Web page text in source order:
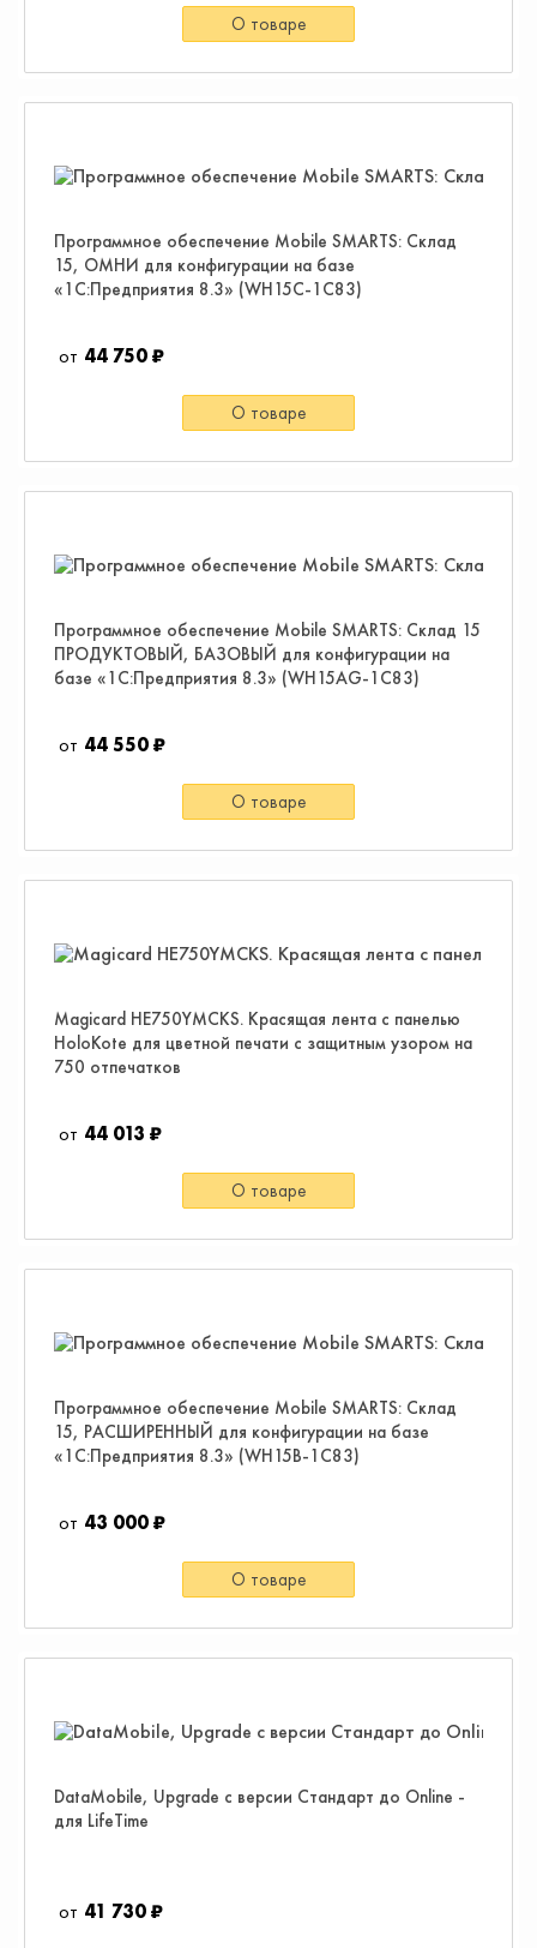
О товаре
Программное обеспечение Mobile SMARTS: Склад
15, ОМНИ для конфигурации на базе
«1С:Предприятия 8.3» (WH15C-1C83)
44 750 ₽
О товаре
Программное обеспечение Mobile SMARTS: Склад 15
ПРОДУКТОВЫЙ, БАЗОВЫЙ для конфигурации на
базе «1С:Предприятия 8.3» (WH15AG-1C83)
44 550 ₽
О товаре
Magicard HE750YMCKS. Красящая лента с панелью
HoloKote для цветной печати с защитным узором на
750 отпечатков
44 013 ₽
О товаре
Программное обеспечение Mobile SMARTS: Склад
15, РАСШИРЕННЫЙ для конфигурации на базе
«1С:Предприятия 8.3» (WH15B-1C83)
43 000 ₽
О товаре
DataMobile, Upgrade с версии Стандарт до Online -
для LifeTime
41 730 ₽